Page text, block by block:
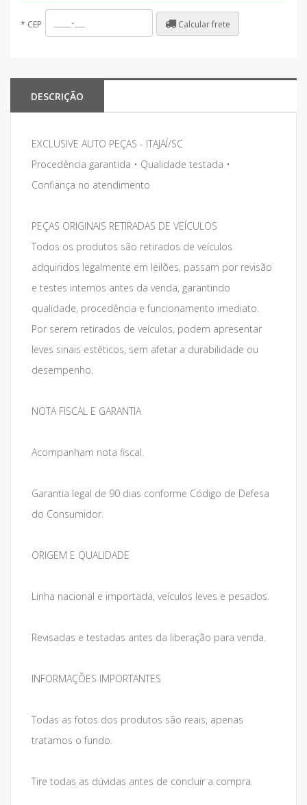
* CEP Calcular frete
DESCRIÇÃO
EXCLUSIVE AUTO PEÇAS - ITAJAÍ/SC
Procedência garantida • Qualidade testada •
Confiança no atendimento
PEÇAS ORIGINAIS RETIRADAS DE VEÍCULOS
Todos os produtos são retirados de veículos
adquiridos legalmente em leilões, passam por revisão
e testes internos antes da venda, garantindo
qualidade, procedência e funcionamento imediato.
Por serem retirados de veículos, podem apresentar
leves sinais estéticos, sem afetar a durabilidade ou
desempenho.
NOTA FISCAL E GARANTIA
Acompanham nota fiscal.
Garantia legal de 90 dias conforme Código de Defesa
do Consumidor.
ORIGEM E QUALIDADE
Linha nacional e importada, veículos leves e pesados.
Revisadas e testadas antes da liberação para venda.
INFORMAÇÕES IMPORTANTES
Todas as fotos dos produtos são reais, apenas
tratamos o fundo.
Tire todas as dúvidas antes de concluir a compra.